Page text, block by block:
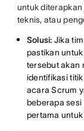
untuk
teknis, atau
Solusi: Jika
pastikan
tersebut akan
identifikasi
acara Scrum
beberapa
pertama